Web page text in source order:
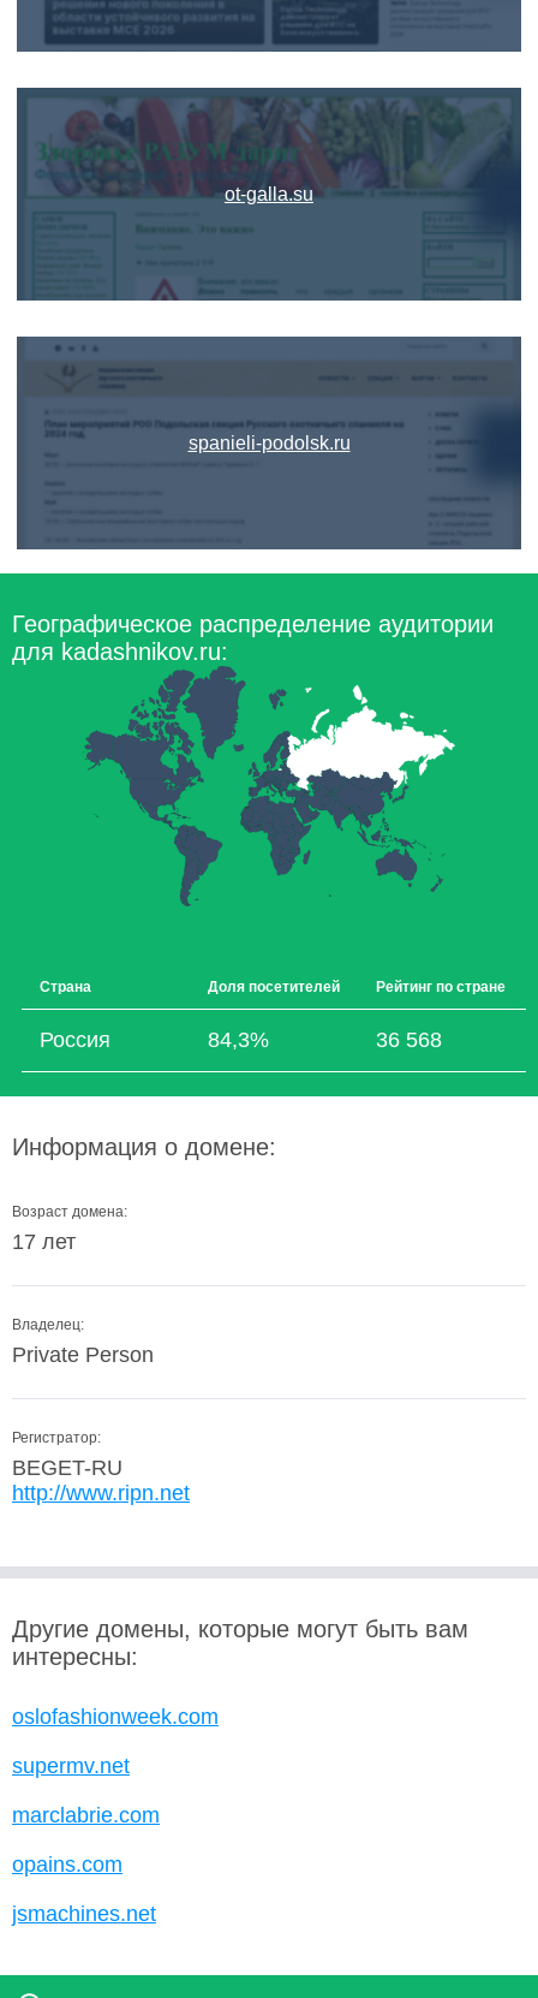
ot-galla.su
spanieli-podolsk.ru
Географическое распределение аудитории
для kadashnikov.ru:
Страна Доля посетителей Рейтинг по стране
Россия 84,3% 36 568
Информация о домене:
Возраст домена:
17 лет
Владелец:
Private Person
Регистратор:
BEGET-RU
http://www.ripn.net
Другие домены, которые могут быть вам
интересны:
oslofashionweek.com
supermv.net
marclabrie.com
opains.com
jsmachines.net